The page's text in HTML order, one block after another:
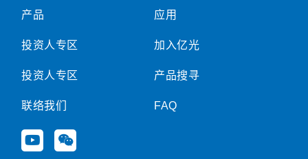
产品
投资人专区
投资人专区
联络我们
Y
o
W
e
应用
加入亿光
产品搜寻
FAQ